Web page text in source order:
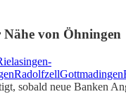
von Öhningen
RadolfzellGottmadingen
sobald neue Banken